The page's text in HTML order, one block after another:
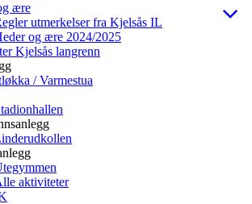
ære
utmerkelser fra Kjelsås IL
og ære 2024/2025
Kjelsås langrenn
/ Varmestua
aktiviteter